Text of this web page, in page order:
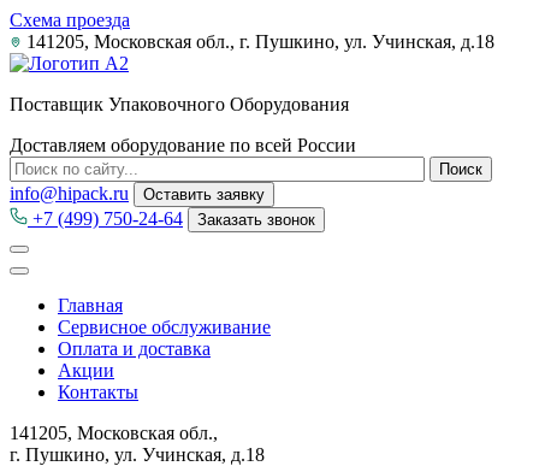
Схема проезда
141205, Московская обл., г. Пушкино, ул. Учинская, д.18
Поставщик Упаковочного Оборудования
Доставляем оборудование по всей России
info@hipack.ru Оставить заявку
+7 (499) 750-24-64 Заказать звонок
Главная
Сервисное обслуживание
Оплата и доставка
Акции
Контакты
141205, Московская обл.,
г. Пушкино, ул. Учинская, д.18